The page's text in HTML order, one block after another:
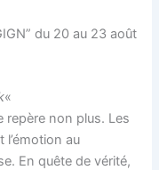
du 20 au 23 août
«
repère non plus. Les
au
En quête de vérité,